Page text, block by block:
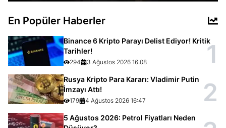
En Popüler Haberler
Binance 6 Kripto Parayı Delist Ediyor! Kritik
Tarihler!
294 3 Ağustos 2026 16:08 1
Rusya Kripto Para Kararı: Vladimir Putin
İmzayı Attı!
179 4 Ağustos 2026 16:47 2
5 Ağustos 2026: Petrol Fiyatları Neden